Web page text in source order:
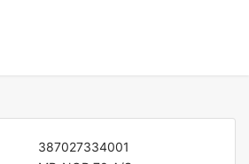
387027334001